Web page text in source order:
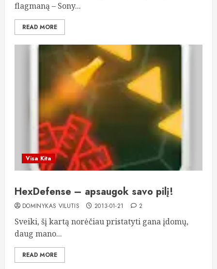
flagmaną – Sony...
READ MORE
Visa Kita
HexDefense – apsaugok savo pilį!
DOMINYKAS VILUTIS 2013-01-21 2
Sveiki, šį kartą norėčiau pristatyti gana įdomų,
daug mano...
READ MORE